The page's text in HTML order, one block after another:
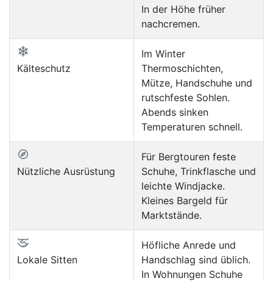
In der Höhe früher
nachcremen.
Kälteschutz
Im Winter
Thermoschichten,
Mütze, Handschuhe und
rutschfeste Sohlen.
Abends sinken
Temperaturen schnell.
Nützliche Ausrüstung
Für Bergtouren feste
Schuhe, Trinkflasche und
leichte Windjacke.
Kleines Bargeld für
Marktstände.
Lokale Sitten
Höfliche Anrede und
Handschlag sind üblich.
In Wohnungen Schuhe